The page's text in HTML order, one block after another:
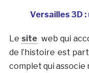
Versailles 3D
Le siteweb qui
de l’histoire est
complet qui